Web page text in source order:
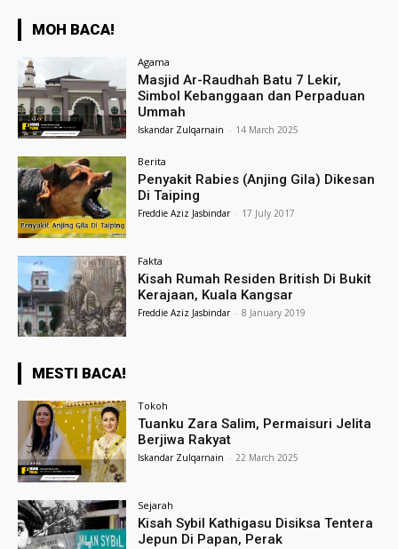
MOH BACA!
Agama
Masjid Ar-Raudhah Batu 7 Lekir,
Simbol Kebanggaan dan Perpaduan
Ummah
Iskandar Zulqarnain - 14 March 2025
Berita
Penyakit Rabies (Anjing Gila) Dikesan
Di Taiping
Freddie Aziz Jasbindar - 17 July 2017
Fakta
Kisah Rumah Residen British Di Bukit
Kerajaan, Kuala Kangsar
Freddie Aziz Jasbindar - 8 January 2019
MESTI BACA!
Tokoh
Tuanku Zara Salim, Permaisuri Jelita
Berjiwa Rakyat
Iskandar Zulqarnain - 22 March 2025
Sejarah
Kisah Sybil Kathigasu Disiksa Tentera
Jepun Di Papan, Perak